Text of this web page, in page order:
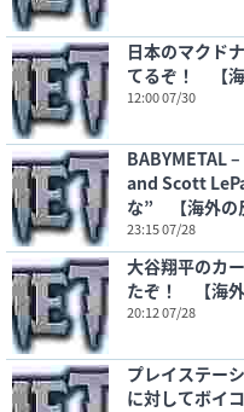
日本のマクド
てるぞ！ 【海
12:00 07/30
BABYMETAL
and Scott
な” 【海外の
23:15 07/28
大谷翔平のカ
たぞ！ 【海外
20:12 07/28
プレイステー
に対してボイ